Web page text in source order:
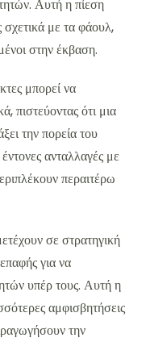
Αυτή η πίεση
σχετικά με τα φάουλ,
στην έκβαση.
μπορεί να
πιστεύοντας ότι μια
την πορεία του
ανταλλαγές με
περαιτέρω
σε στρατηγική
για να
υπέρ τους. Αυτή η
αμφισβητήσεις
την